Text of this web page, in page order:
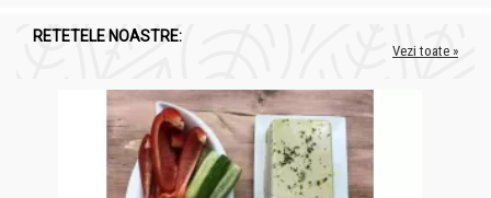
ceea ce poate avea un efect pozitiv asupra stării de
spirit și poate contribui la reducerea stresului și
Controlul apetitului: Consumul moderat de ciocolată
neagră poate ajuta la controlul poftei de mâncare și la
menținerea unei greutăți sănătoase.
Protecția pielii: Unele cercetări sugerează că consumul
de cacao poate ajuta la protejarea pielii împotriva
RETETELE NOASTRE:
Vezi toate »